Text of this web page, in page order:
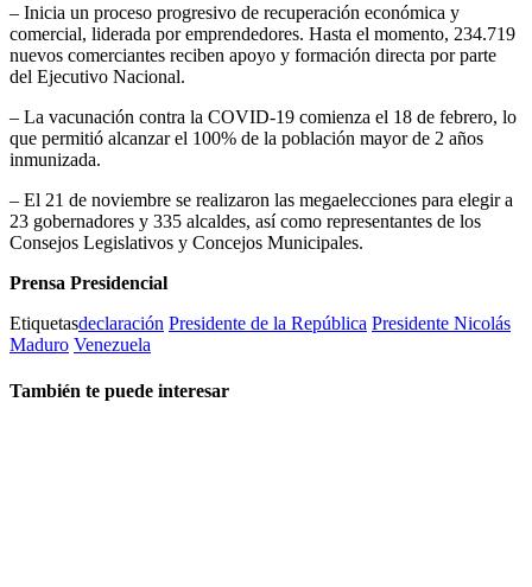
– Inicia un proceso progresivo de recuperación económica y
comercial, liderada por emprendedores. Hasta el momento, 234.719
nuevos comerciantes reciben apoyo y formación directa por parte
del Ejecutivo Nacional.
– La vacunación contra la COVID-19 comienza el 18 de febrero, lo
que permitió alcanzar el 100% de la población mayor de 2 años
inmunizada.
– El 21 de noviembre se realizaron las megaelecciones para elegir a
23 gobernadores y 335 alcaldes, así como representantes de los
Consejos Legislativos y Concejos Municipales.
Prensa Presidencial
Etiquetasdeclaración Presidente de la República Presidente Nicolás
Maduro Venezuela
También te puede interesar